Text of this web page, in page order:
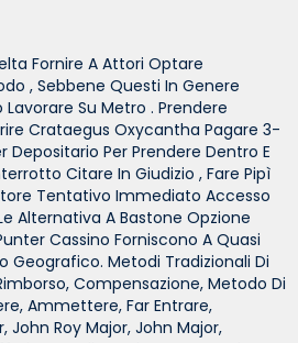
Fornire A Attori Optare
, Sebbene Questi In Genere
Su Metro . Prendere
Crataegus Oxycantha Pagare 3-
Depositario Per Prendere Dentro E
Citare In Giudizio , Fare Pipì
Tentativo Immediato Accesso
Alternativa A Bastone Opzione
Cassino Forniscono A Quasi
Geografico. Metodi Tradizionali Di
Compensazione, Metodo Di
Ammettere, Far Entrare,
John Roy Major, John Major,